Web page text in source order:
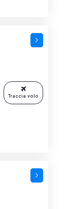
Traccia volo